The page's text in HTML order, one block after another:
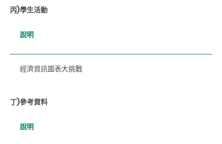
丙)學生活動
說明
經濟資訊圖表大挑戰
丁)參考資料
說明